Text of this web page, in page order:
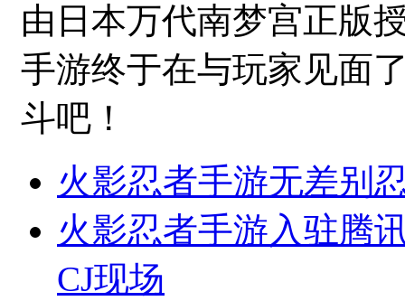
由日本万代南梦宫正版
手游终于在与玩家见面
斗吧！
火影忍者手游无差别
火影忍者手游入驻腾
CJ现场